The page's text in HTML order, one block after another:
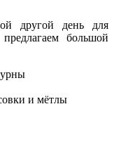
другой день для
большой
и мётлы